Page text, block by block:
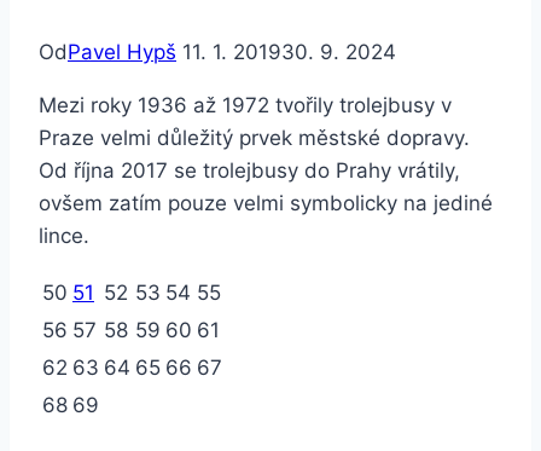
OdPavel Hypš 11. 1. 201930. 9. 2024
Mezi roky 1936 až 1972 tvořily trolejbusy v
Praze velmi důležitý prvek městské dopravy.
Od října 2017 se trolejbusy do Prahy vrátily,
ovšem zatím pouze velmi symbolicky na jediné
lince.
50 51 52 53 54 55
56 57 58 59 60 61
62 63 64 65 66 67
68 69